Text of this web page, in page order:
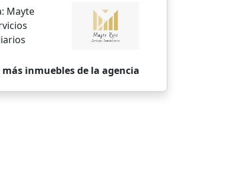
Mayte
más inmuebles de la agencia